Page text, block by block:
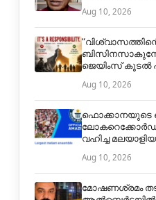
Aug 10, 2026
ജെയിംസ്
Aug 10, 2026
ഫൊക്കാനയുടെ
വഹിച്ച
Aug 10, 2026
മോഷണശ്രമം